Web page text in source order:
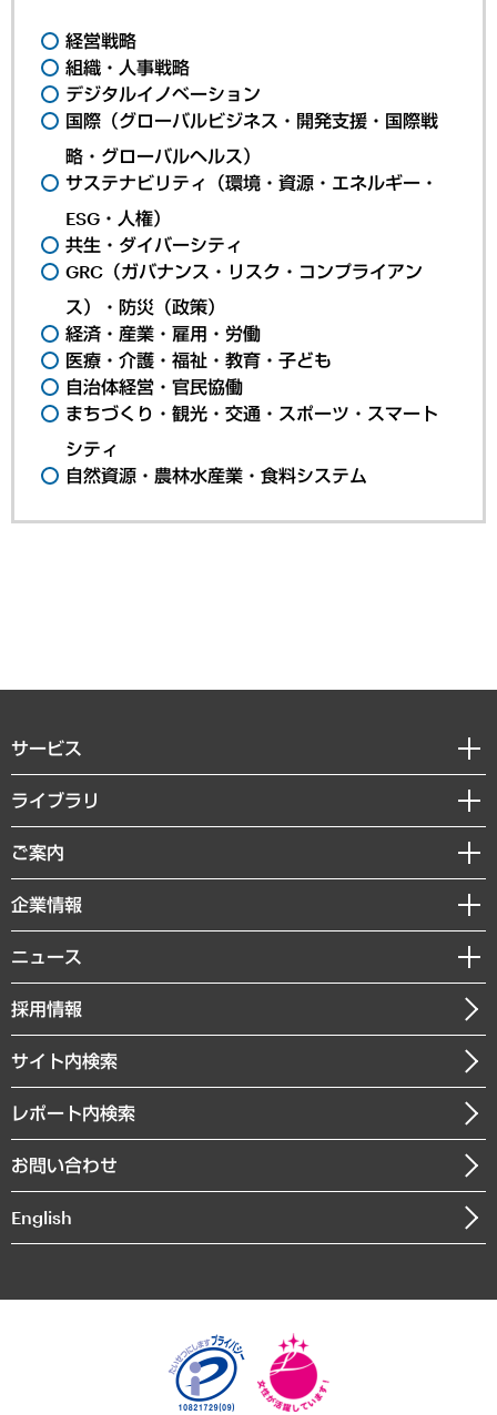
経営戦略
組織・人事戦略
デジタルイノベーション
国際（グローバルビジネス・開発支援・国際戦
略・グローバルヘルス）
サステナビリティ（環境・資源・エネルギー・
ESG・人権）
共生・ダイバーシティ
GRC（ガバナンス・リスク・コンプライアン
ス）・防災（政策）
経済・産業・雇用・労働
医療・介護・福祉・教育・子ども
自治体経営・官民協働
まちづくり・観光・交通・スポーツ・スマート
シティ
自然資源・農林水産業・食料システム
サービス
経営戦略
組織・人事戦略
デジタルイノベーション
共生・ダイバーシティ
GRC（ガバナンス・リスク・コンプライアンス）・防災（政策）
経済・産業・雇用・労働
まちづくり・観光・交通・スポーツ・スマートシティ
自然資源・農林水産業・食料システム
ライブラリ
経済調査
レポート
コラム
経営用語集
受託・受注実績（官公庁関連）
メディア掲載・出演
ご案内
セミナー・イベント情報
MUFGビジネスセミナー
受託案件情報
企業情報
私たちの想い
社長メッセージ
会社概要
沿革
組織図・本部部室紹介
インドネシア現地法人
個人情報保護方針
ニュース
ニュースリリース
お知らせ
採用情報
サイト内検索
レポート内検索
お問い合わせ
English